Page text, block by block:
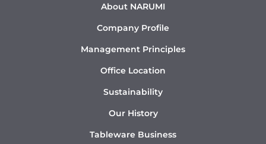
About NARUMI
Company Profile
Management Principles
Office Location
Sustainability
Our History
Tableware Business